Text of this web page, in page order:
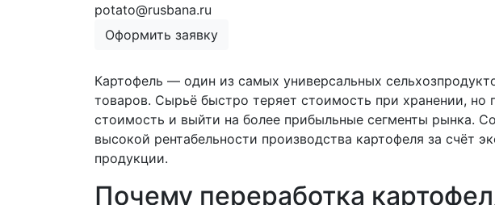
potato@rusbana.ru
Оформить заявку
Картофель — один из самых универсальных
товаров. Сырьё быстро теряет стоимость при хранении, но
стоимость и выйти на более прибыльные сегменты рынка.
высокой рентабельности производства картофеля за счёт
продукции.
Почему переработка